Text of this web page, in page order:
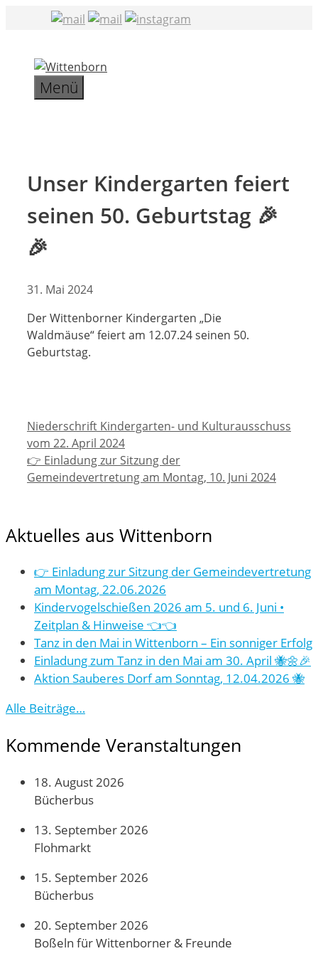
Menü
Unser Kindergarten feiert
seinen 50. Geburtstag 🎉
🎉
31. Mai 2024
Der Wittenborner Kindergarten „Die
Waldmäuse“ feiert am 12.07.24 seinen 50.
Geburtstag.
Niederschrift Kindergarten- und Kulturausschuss
vom 22. April 2024
👉 Einladung zur Sitzung der
Gemeindevertretung am Montag, 10. Juni 2024
Aktuelles aus Wittenborn
👉 Einladung zur Sitzung der Gemeindevertretung
am Montag, 22.06.2026
Kindervogelschießen 2026 am 5. und 6. Juni •
Zeitplan & Hinweise 👈👈
Tanz in den Mai in Wittenborn – Ein sonniger Erfolg
Einladung zum Tanz in den Mai am 30. April 🐝🌼🎉
Aktion Sauberes Dorf am Sonntag, 12.04.2026 🐝
Alle Beiträge…
Kommende Veranstaltungen
18. August 2026
Bücherbus
13. September 2026
Flohmarkt
15. September 2026
Bücherbus
20. September 2026
Boßeln für Wittenborner & Freunde